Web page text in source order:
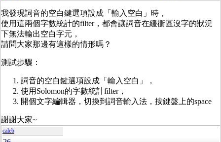
我發現詞音的空白鍵選項設成「輸入空白」時，
使用這兩個字數統計的filter，都會讓詞音在緩衝區沒字的狀況
下無法輸出空白字元，
請問大家那邊有這樣的情形嗎？
測試步驟：
詞音的空白鍵選項設成「輸入空白」，
使用Solomon的字數統計filter，
開個文字編輯器，切換到詞音輸入法，按鍵盤上的space
謝謝大家~
caleb